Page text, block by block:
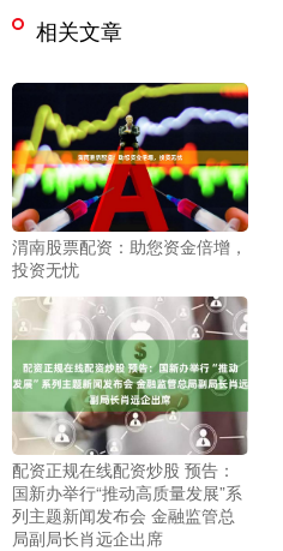
相关文章
渭南股票配资：助您资金倍增，
投资无忧
配资正规在线配资炒股 预告：
国新办举行“推动高质量发展”系
列主题新闻发布会 金融监管总
局副局长肖远企出席